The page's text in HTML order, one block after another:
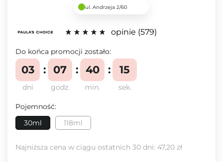
ul. Andrzeja 2/60
opinie 579
Do końca promocji zostało:
dni
03
godz.
07
min.
40
sek.
15
Pojemność:
30ml
118ml
Najniższa cena w ciągu ostatnich 30 dni: 47,20 zł